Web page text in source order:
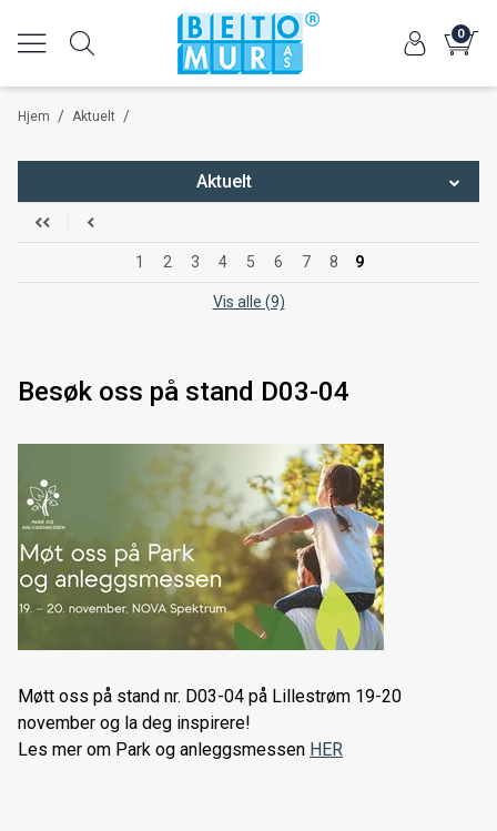
0
/
Hjem /
Aktuelt
Aktuelt
1 2 3 4 5 6 7 8 9
Vis alle (9)
Besøk oss på stand D03-04
Møtt oss på stand nr. D03-04 på Lillestrøm 19-20
november og la deg inspirere!
Les mer om Park og anleggsmessen HER